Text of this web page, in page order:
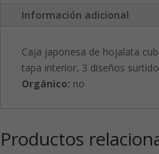
Información adicional
Caja japonesa de hojalata
tapa interior, 3 diseños
Orgánico: no
Productos